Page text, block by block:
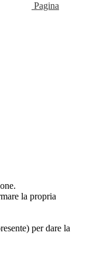
Pagina
la propria
per dare la